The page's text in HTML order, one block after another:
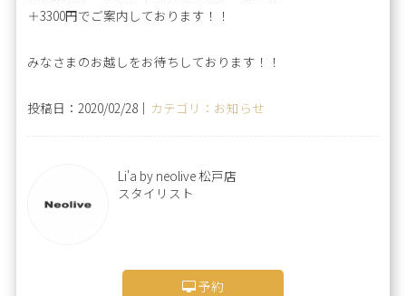
＋3300円でご案内しております！！
みなさまのお越しをお待ちしております！！
投稿日：2020/02/28｜ カテゴリ：お知らせ
Li'a by neolive 松戸店
スタイリスト
予約